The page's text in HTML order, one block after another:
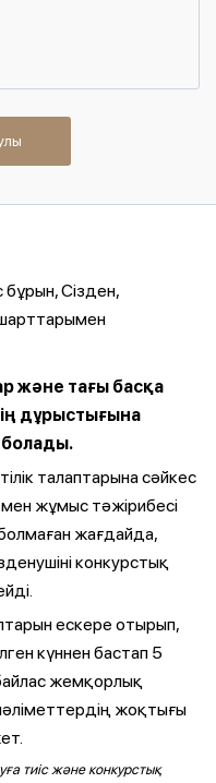
Сізден,
шарттарымен
және тағы басқа
дұрыстығына
талаптарына сәйкес
мен жұмыс тәжірибесі
жағдайда,
конкурстық
ескере отырып,
күннен бастап 5
жемқорлық
жоқтығы
тиіс және конкурстық